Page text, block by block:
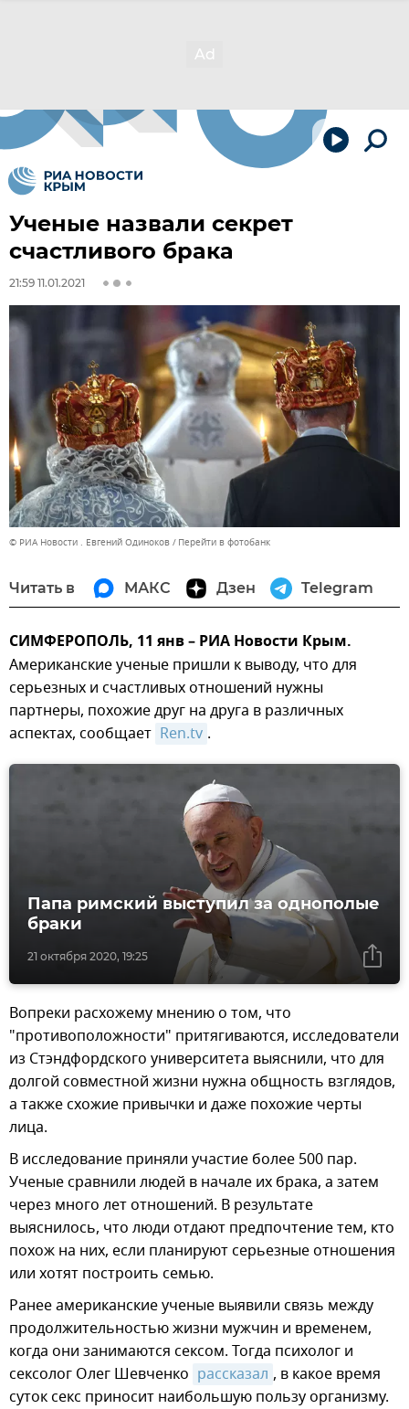
Ученые назвали секрет
счастливого брака
21:59 11.01.2021
© РИА Новости . Евгений Одиноков Перейти в фотобанк
Читать в МАКС Дзен Telegram
СИМФЕРОПОЛЬ, 11 янв – РИА Новости Крым.
Американские ученые пришли к выводу, что для
серьезных и счастливых отношений нужны
партнеры, похожие друг на друга в различных
аспектах, сообщает Ren.tv .
21 октября 2020, 19:25
Папа римский выступил за однополые
браки
Вопреки расхожему мнению о том, что
"противоположности" притягиваются, исследователи
из Стэндфордского университета выяснили, что для
долгой совместной жизни нужна общность взглядов,
а также схожие привычки и даже похожие черты
лица.
В исследование приняли участие более 500 пар.
Ученые сравнили людей в начале их брака, а затем
через много лет отношений. В результате
выяснилось, что люди отдают предпочтение тем, кто
похож на них, если планируют серьезные отношения
или хотят построить семью.
Ранее американские ученые выявили связь между
продолжительностью жизни мужчин и временем,
когда они занимаются сексом. Тогда психолог и
сексолог Олег Шевченко рассказал , в какое время
суток секс приносит наибольшую пользу организму.